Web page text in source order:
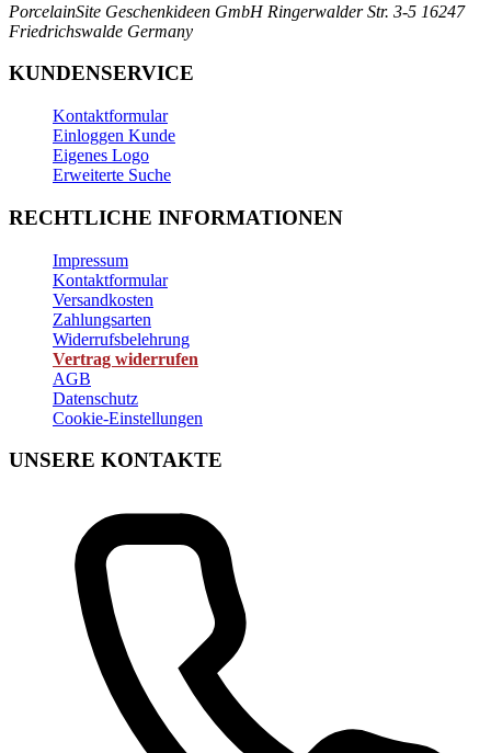
PorcelainSite Geschenkideen GmbH Ringerwalder Str. 3-5 16247
Friedrichswalde Germany
KUNDENSERVICE
Kontaktformular
Einloggen Kunde
Eigenes Logo
Erweiterte Suche
RECHTLICHE INFORMATIONEN
Impressum
Kontaktformular
Versandkosten
Zahlungsarten
Widerrufsbelehrung
Vertrag widerrufen
AGB
Datenschutz
Cookie-Einstellungen
UNSERE KONTAKTE